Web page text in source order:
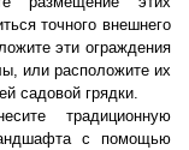
точного внешнего
эти ограждения
или расположите их
садовой грядки.
традиционную
с помощью